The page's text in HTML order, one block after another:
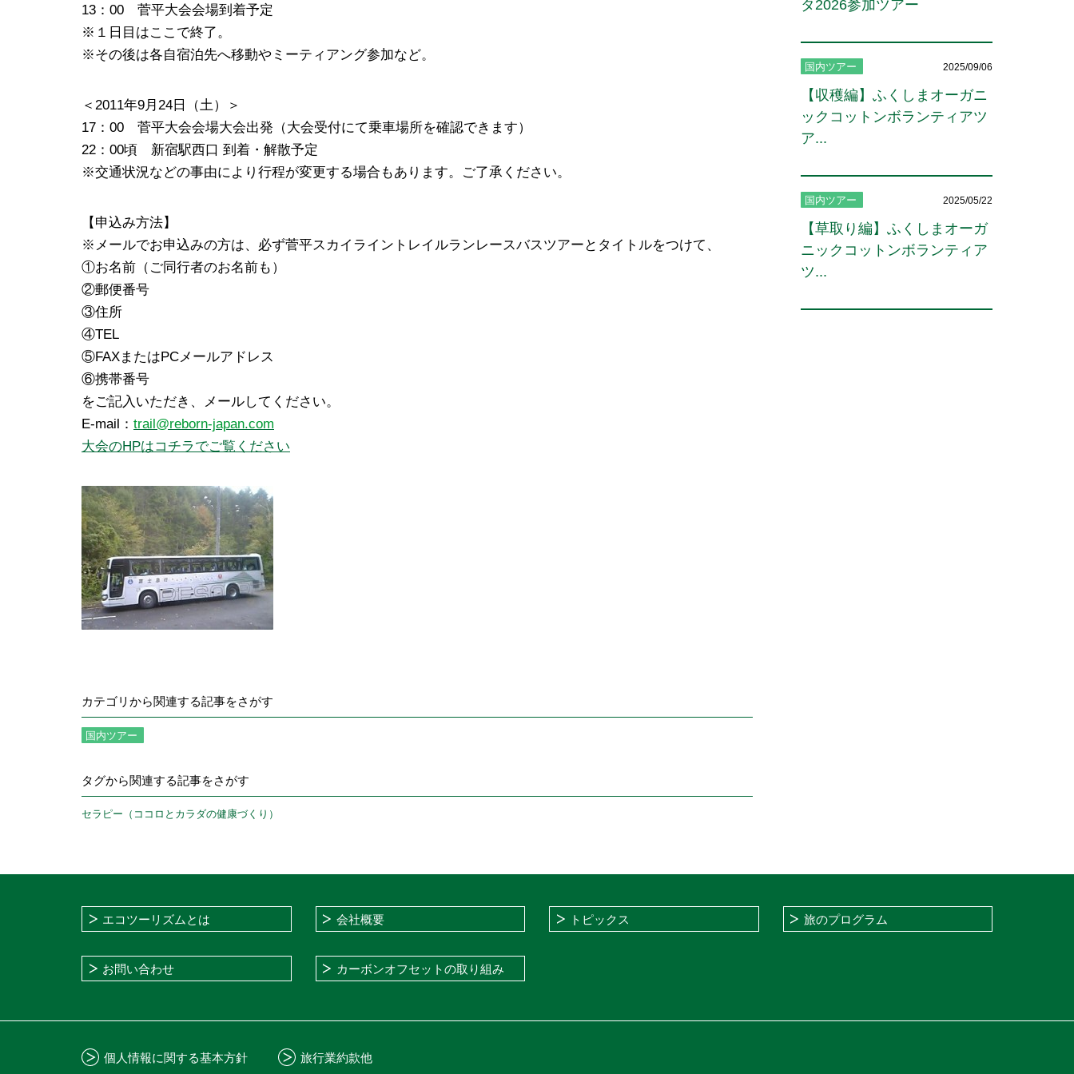
13：00 菅平大会会場到着予定
※１日目はここで終了。
※その後は各自宿泊先へ移動やミーティアング参加など。
＜2011年9月24日（土）＞
17：00 菅平大会会場大会出発（大会受付にて乗車場所を確認できます）
22：00頃 新宿駅西口 到着・解散予定
※交通状況などの事由により行程が変更する場合もあります。ご了承ください。
【申込み方法】
※メールでお申込みの方は、必ず菅平スカイライントレイルランレースバスツアーとタイトルをつけて、
①お名前（ご同行者のお名前も）
②郵便番号
③住所
④TEL
⑤FAXまたはPCメールアドレス
⑥携帯番号
をご記入いただき、メールしてください。
E-mail： trail@reborn-japan.com
大会のHPはコチラでご覧ください
カテゴリから関連する記事をさがす
国内ツアー
タグから関連する記事をさがす
セラピー（ココロとカラダの健康づくり）
タ2026参加ツアー
国内ツアー 2025/09/06
【収穫編】ふくしまオーガニ
ックコットンボランティアツ
ア...
国内ツアー 2025/05/22
【草取り編】ふくしまオーガ
ニックコットンボランティア
ツ...
エコツーリズムとは 会社概要 トピックス 旅のプログラム
お問い合わせ カーボンオフセットの取り組み
個人情報に関する基本方針 旅行業約款他